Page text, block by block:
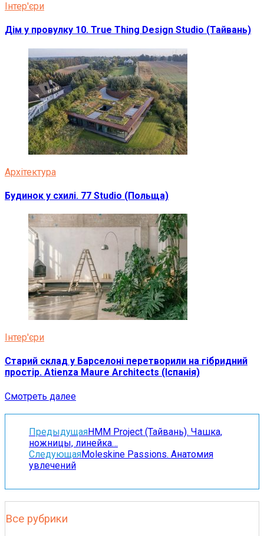
Інтер'єри
Дім у провулку 10. True Thing Design Studio (Тайвань)
Архітектура
Будинок у схилі. 77 Studio (Польща)
Інтер'єри
Старий склад у Барселоні перетворили на гібридний
простір. Atienza Maure Architects (Іспанія)
Смотреть далее
ПредыдущаяHMM Project (Тайвань). Чашка,
ножницы, линейка…
СледующаяMoleskine Passions. Анатомия
увлечений
Все рубрики